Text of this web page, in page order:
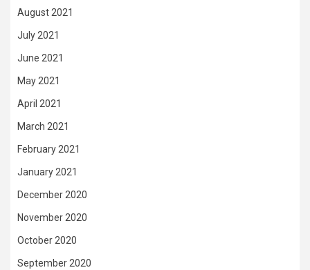
August 2021
July 2021
June 2021
May 2021
April 2021
March 2021
February 2021
January 2021
December 2020
November 2020
October 2020
September 2020